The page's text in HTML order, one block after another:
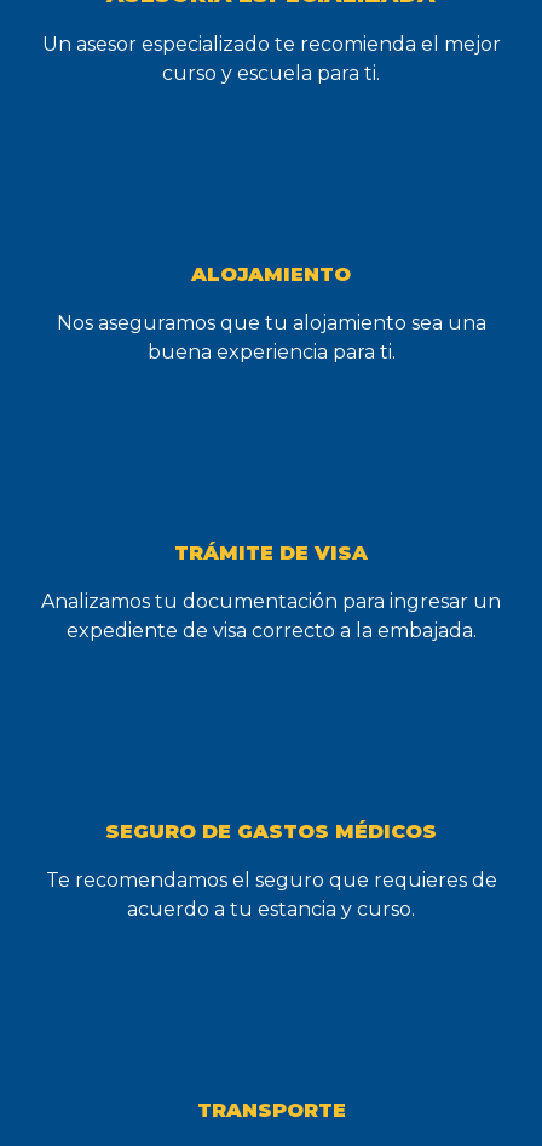
Un asesor especializado te recomienda el mejor
curso y escuela para ti.
ALOJAMIENTO
Nos aseguramos que tu alojamiento sea una
buena experiencia para ti.
TRÁMITE DE VISA
Analizamos tu documentación para ingresar un
expediente de visa correcto a la embajada.
SEGURO DE GASTOS MÉDICOS
Te recomendamos el seguro que requieres de
acuerdo a tu estancia y curso.
TRANSPORTE